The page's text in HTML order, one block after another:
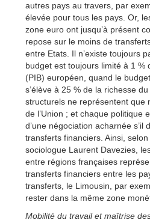
autres pays au travers, par
élevée pour tous les pays. Or,
zone euro ont jusqu’à présent
repose sur le moins de
entre Etats. Il n’existe toujours
budget est toujours limité à 1 %
(PIB) européen, quand le
s’élève à 25 % de la richesse
structurels ne représentent que
de l’Union ; et chaque politique
d’une négociation acharnée s’il
transferts financiers. Ainsi,
sociologue Laurent Davezies,
entre régions françaises
transferts financiers entre les
transferts, le Limousin, par
rester dans la même zone
Mobilité du travail et maîtrise